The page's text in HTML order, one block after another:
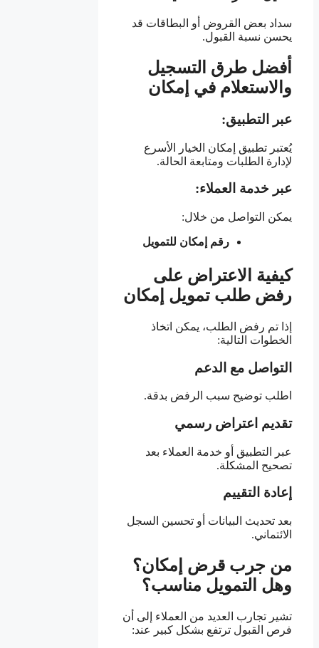
سداد بعض القروض أو البطاقات قد
يحسن نسبة القبول.
أفضل طرق التسجيل
والاستعلام في إمكان
عبر التطبيق:
يُعتبر تطبيق إمكان الخيار الأسرع
لإدارة الطلبات ومتابعة الحالة.
عبر خدمة العملاء:
يمكن التواصل من خلال:
رقم إمكان للتمويل
كيفية الاعتراض على
رفض طلب تمويل إمكان
إذا تم رفض الطلب، يمكن اتخاذ
الخطوات التالية:
التواصل مع الدعم
اطلب توضيح سبب الرفض بدقة.
تقديم اعتراض رسمي
عبر التطبيق أو خدمة العملاء بعد
تصحيح المشكلة.
إعادة التقييم
بعد تحديث البيانات أو تحسين السجل
الائتماني.
من جرب قرض إمكان؟
وهل التمويل مناسب؟
تشير تجارب العديد من العملاء إلى أن
فرص القبول ترتفع بشكل كبير عند: